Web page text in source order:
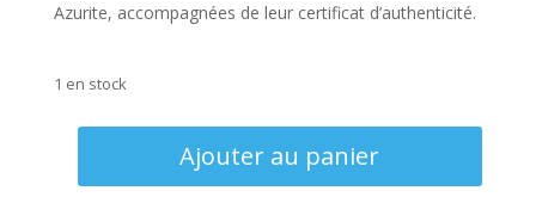
Azurite, accompagnées de leur certificat d’authenticité.
1 en stock
Ajouter au panier